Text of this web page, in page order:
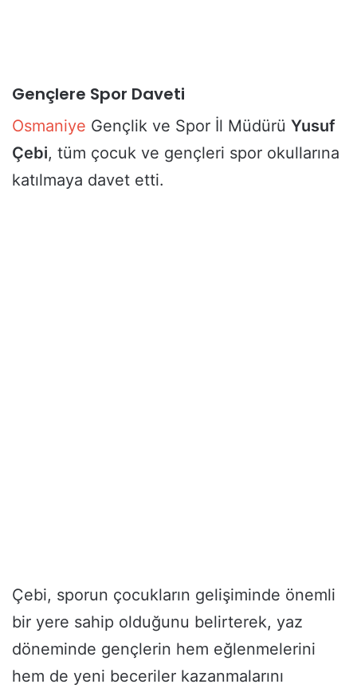
Gençlere Spor Daveti
Osmaniye Gençlik ve Spor İl Müdürü Yusuf
Çebi, tüm çocuk ve gençleri spor okullarına
katılmaya davet etti.
Çebi, sporun çocukların gelişiminde önemli
bir yere sahip olduğunu belirterek, yaz
döneminde gençlerin hem eğlenmelerini
hem de yeni beceriler kazanmalarını